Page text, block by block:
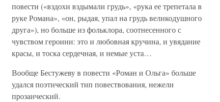
повести («вздохи вздымали грудь», «рука ее трепетала в
руке Романа», «он, рыдая, упал на грудь великодушного
друга»), но больше из фольклора, соотнесенного с
чувством героини: это и любовная кручина, и увядание
красы, и тоска сердечная, и немые уста…
Вообще Бестужеву в повести «Роман и Ольга» больше
удался поэтический тип повествования, нежели
прозаический.